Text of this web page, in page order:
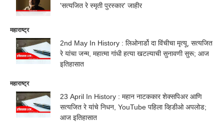
'सत्यजित रे स्मृती पुरस्कार' जाहीर
महाराष्ट्र
2nd May In History : लिओनार्डो दा विंचीचा मृत्यू, सत्यजित
रे यांचा जन्म, महात्मा गांधी हत्या खटल्याची सुनावणी सुरू; आज
इतिहासात
महाराष्ट्र
23 April In History : महान नाटककार शेक्सपिअर आणि
सत्यजित रे यांचे निधन, YouTube पहिला व्हिडीओ अपलोड;
आज इतिहासात